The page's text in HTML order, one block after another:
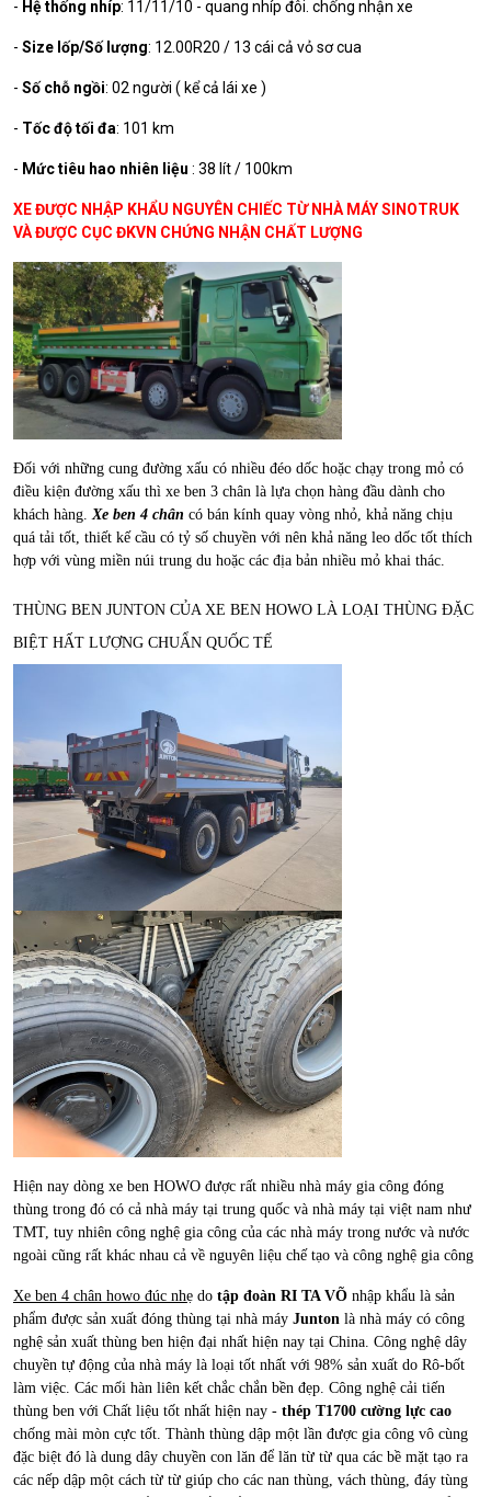
- Hệ thống nhíp: 11/11/10 - quang nhíp đôi. chống nhận xe
- Size lốp/Số lượng: 12.00R20 / 13 cái cả vỏ sơ cua
- Số chỗ ngồi: 02 người ( kể cả lái xe )
- Tốc độ tối đa: 101 km
- Mức tiêu hao nhiên liệu : 38 lít / 100km
XE ĐƯỢC NHẬP KHẨU NGUYÊN CHIẾC TỪ NHÀ MÁY SINOTRUK
VÀ ĐƯỢC CỤC ĐKVN CHỨNG NHẬN CHẤT LƯỢNG
Đối với những cung đường xấu có nhiều đéo dốc hoặc chạy trong mỏ có
điều kiện đường xấu thì xe ben 3 chân là lựa chọn hàng đầu dành cho
khách hàng. Xe ben 4 chân có bán kính quay vòng nhỏ, khả năng chịu
quá tải tốt, thiết kế cầu có tỷ số chuyền với nên khả năng leo dốc tốt thích
hợp với vùng miền núi trung du hoặc các địa bản nhiều mỏ khai thác.
THÙNG BEN JUNTON CỦA XE BEN HOWO LÀ LOẠI THÙNG ĐẶC
BIỆT HẤT LƯỢNG CHUẨN QUỐC TẾ
Hiện nay dòng xe ben HOWO được rất nhiều nhà máy gia công đóng
thùng trong đó có cả nhà máy tại trung quốc và nhà máy tại việt nam như
TMT, tuy nhiên công nghệ gia công của các nhà máy trong nước và nước
ngoài cũng rất khác nhau cả về nguyên liệu chế tạo và công nghệ gia công
Xe ben 4 chân howo đúc nhẹ do tập đoàn RI TA VÕ nhập khẩu là sản
phẩm được sản xuất đóng thùng tại nhà máy Junton là nhà máy có công
nghệ sản xuất thùng ben hiện đại nhất hiện nay tại China. Công nghệ dây
chuyền tự động của nhà máy là loại tốt nhất với 98% sản xuất do Rô-bốt
làm việc. Các mối hàn liên kết chắc chắn bền đẹp. Công nghệ cải tiến
thùng ben với Chất liệu tốt nhất hiện nay - thép T1700 cường lực cao
chống mài mòn cực tốt. Thành thùng dập một lần được gia công vô cùng
đặc biệt đó là dung dây chuyền con lăn để lăn từ từ qua các bề mặt tạo ra
các nếp dập một cách từ từ giúp cho các nan thùng, vách thùng, đáy tùng